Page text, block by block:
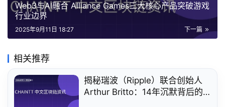
Web3与AI融合 Alliance Games三大核心产品突破游戏
行业边界
下一篇
2025年9月11日 18:27
相关推荐
揭秘瑞波（Ripple）联合创始人
Arthur Britto：14年沉默背后的